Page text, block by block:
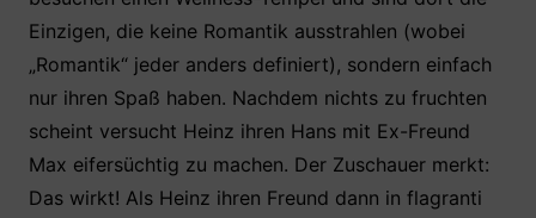
Einzigen, die keine Romantik ausstrahlen (wobei
„Romantik“ jeder anders definiert), sondern einfach
nur ihren Spaß haben. Nachdem nichts zu fruchten
scheint versucht Heinz ihren Hans mit Ex-Freund
Max eifersüchtig zu machen. Der Zuschauer merkt:
Das wirkt! Als Heinz ihren Freund dann in flagranti